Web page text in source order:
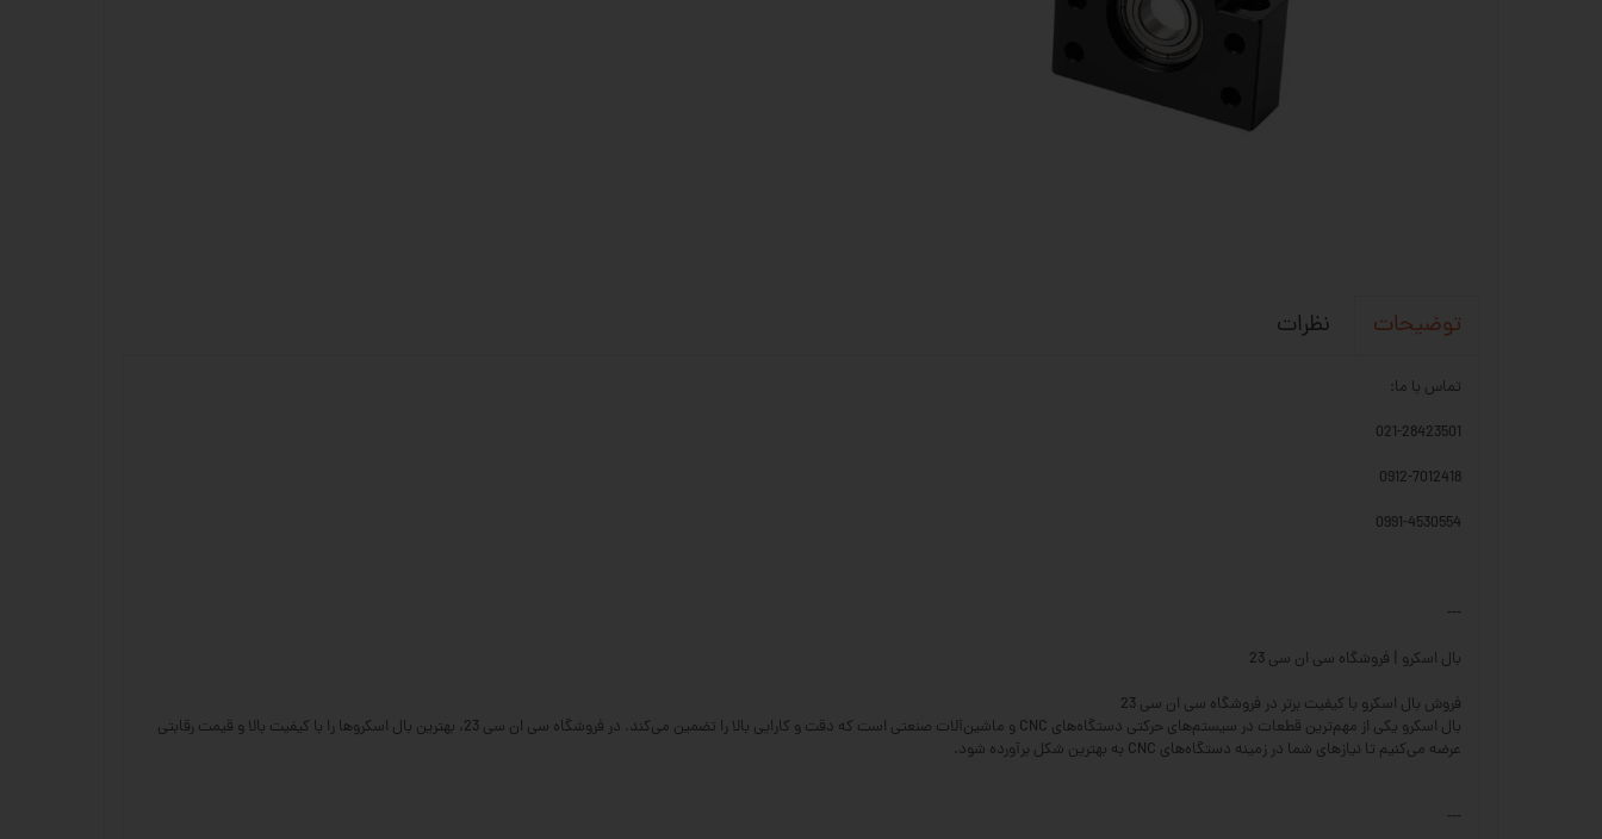
توضیحات نظرات
تماس با ما:
021-28423501
0912-7012418
0991-4530554
---
بال اسکرو | فروشگاه سی ان سی 23
فروش بال اسکرو با کیفیت برتر در فروشگاه سی ان سی 23
بال اسکرو یکی از مهم‌ترین قطعات در سیستم‌های حرکتی دستگاه‌های CNC و ماشین‌آلات صنعتی است که دقت و کارایی بالا را تضمین می‌کند. در فروشگاه سی ان سی 23، بهترین بال اسکروها را با کیفیت بالا و قیمت رقابتی
عرضه می‌کنیم تا نیازهای شما در زمینه دستگاه‌های CNC به بهترین شکل برآورده شود.
---